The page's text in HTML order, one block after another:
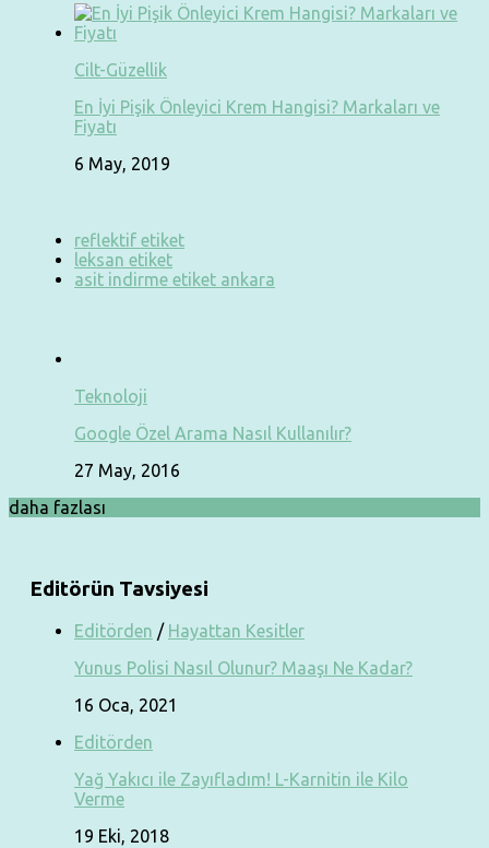
Cilt-Güzellik
En İyi Pişik Önleyici Krem Hangisi? Markaları ve
Fiyatı
6 May, 2019
reflektif etiket
leksan etiket
asit indirme etiket ankara
Teknoloji
Google Özel Arama Nasıl Kullanılır?
27 May, 2016
daha fazlası
Editörün Tavsiyesi
Editörden / Hayattan Kesitler
Yunus Polisi Nasıl Olunur? Maaşı Ne Kadar?
16 Oca, 2021
Editörden
Yağ Yakıcı ile Zayıfladım! L-Karnitin ile Kilo
Verme
19 Eki, 2018